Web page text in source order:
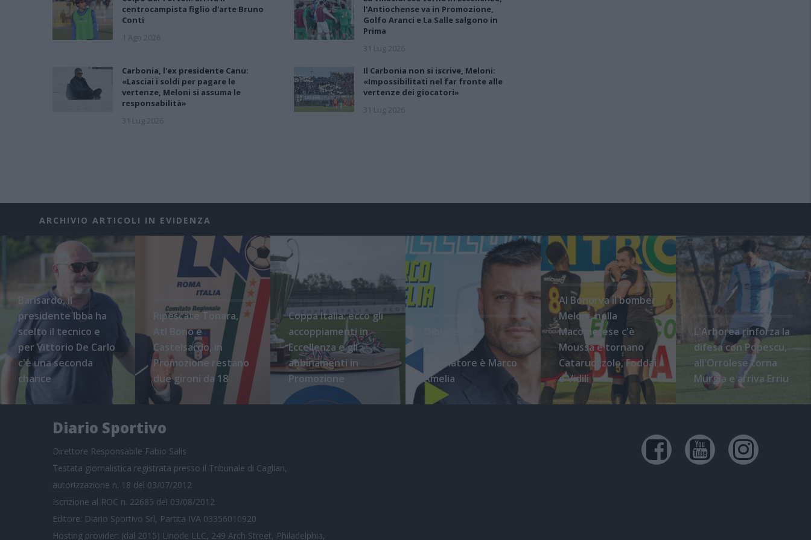
centrocampista figlio d'arte Bruno
Conti
1 Ago 2026
l'Antiochense va in Promozione,
Golfo Aranci e La Salle salgono in
Prima
31 Lug 2026
Carbonia, l'ex presidente Canu:
«Lasciai i soldi per pagare le
vertenze, Meloni si assuma le
responsabilità»
31 Lug 2026
Il Carbonia non si iscrive, Meloni:
«Impossibilitati nel far fronte alle
vertenze dei giocatori»
31 Lug 2026
ARCHIVIO ARTICOLI IN EVIDENZA
Barisardo, il
presidente Ibba ha
scelto il tecnico e
per Vittorio De Carlo
c'è una seconda
chance
Ripescate Tonara,
Atl Bono e
Castelsardo, in
Promozione restano
due gironi da 18
Coppa Italia: ecco gli
accoppiamenti in
Eccellenza e gli
abbinamenti in
Promozione
l'ufficialità:
l'allenatore è Marco
Amelia
Al Bonorva il bomber
Meloni, nella
Macomerese c'è
Moussa e tornano
Cataruozzolo, Foddai
e Vidili
L'Arborea rinforza la
difesa con Popescu,
all'Orrolese torna
Murgia e arriva Erriu
Diario Sportivo
Direttore Responsabile Fabio Salis
Testata giornalistica registrata presso il Tribunale di Cagliari,
autorizzazione n. 18 del 03/07/2012
Iscrizione al ROC n. 22685 del 03/08/2012
Editore: Diario Sportivo Srl, Partita IVA 03356010920
Hosting provider: (dal 2015) Linode LLC, 249 Arch Street, Philadelphia,